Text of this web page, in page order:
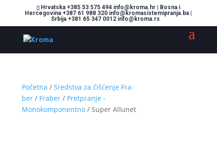
Hrvatska +385 53 575 494 info@kroma.hr | Bosna i
Hercegovina +387 61 988 320 info@kromasistemipranja.ba |
Srbija +381 65 347 0012 info@kroma.rs
Početna / Sredstva za čišćenje Fra-
ber/ Fraber/ Pretpranje -
Monokomponentno/ Super Allunet